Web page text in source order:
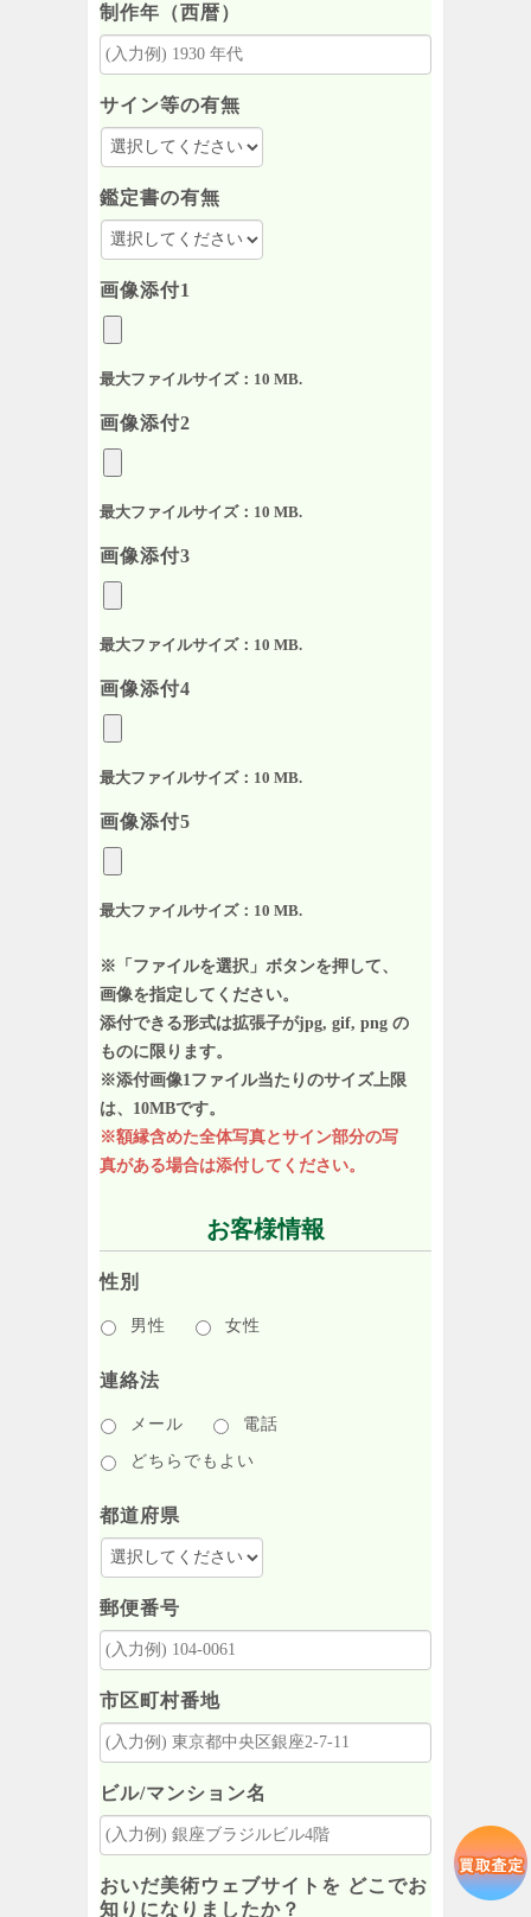
制作年（西暦）
サイン等の有無
鑑定書の有無
画像添付1
最大ファイルサイズ：10 MB.
画像添付2
最大ファイルサイズ：10 MB.
画像添付3
最大ファイルサイズ：10 MB.
画像添付4
最大ファイルサイズ：10 MB.
画像添付5
最大ファイルサイズ：10 MB.
※「ファイルを選択」ボタンを押して、
画像を指定してください。
添付できる形式は拡張子がjpg, gif, png の
ものに限ります。
※添付画像1ファイル当たりのサイズ上限
は、10MBです。
※額縁含めた全体写真とサイン部分の写
真がある場合は添付してください。
お客様情報
性別
男性 女性
連絡法
メール 電話
どちらでもよい
都道府県
郵便番号
市区町村番地
ビル/マンション名
おいだ美術ウェブサイトを どこでお
知りになりましたか？